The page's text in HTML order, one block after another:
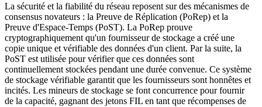
La sécurité et la fiabilité du réseau reposent sur des mécanismes de
consensus novateurs : la Preuve de Réplication (PoRep) et la
Preuve d'Espace-Temps (PoST). La PoRep prouve
cryptographiquement qu'un fournisseur de stockage a créé une
copie unique et vérifiable des données d'un client. Par la suite, la
PoST est utilisée pour vérifier que ces données sont
continuellement stockées pendant une durée convenue. Ce système
de stockage vérifiable garantit que les fournisseurs sont honnêtes et
incités. Les mineurs de stockage se font concurrence pour fournir
de la capacité, gagnant des jetons FIL en tant que récompenses de